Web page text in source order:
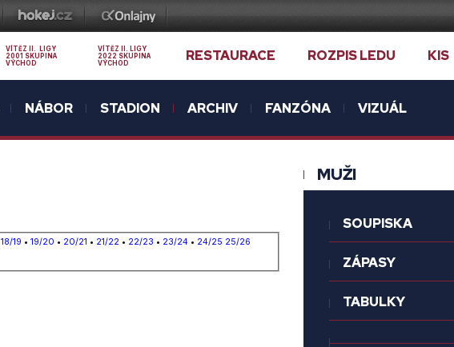
VÍTĚZ II. LIGY
2001 SKUPINA
VÝCHOD
VÍTĚZ II. LIGY
2022 SKUPINA
VÝCHOD
RESTAURACE ROZPIS LEDU KIS
NÁBOR STADION ARCHIV FANZÓNA VIZUÁL
18/19 • 19/20 • 20/21 • 21/22 • 22/23 • 23/24 • 24/25 25/26
MUŽI
SOUPISKA
ZÁPASY
TABULKY